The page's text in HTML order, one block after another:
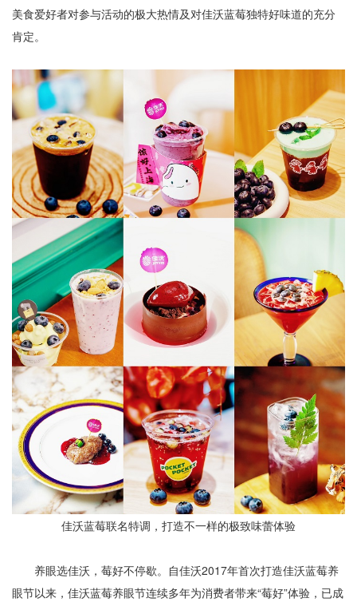
美食爱好者对参与活动的极大热情及对佳沃蓝莓独特好味道的充分
肯定。
佳沃蓝莓联名特调，打造不一样的极致味蕾体验
养眼选佳沃，莓好不停歇。自佳沃2017年首次打造佳沃蓝莓养
眼节以来，佳沃蓝莓养眼节连续多年为消费者带来“莓好”体验，已成